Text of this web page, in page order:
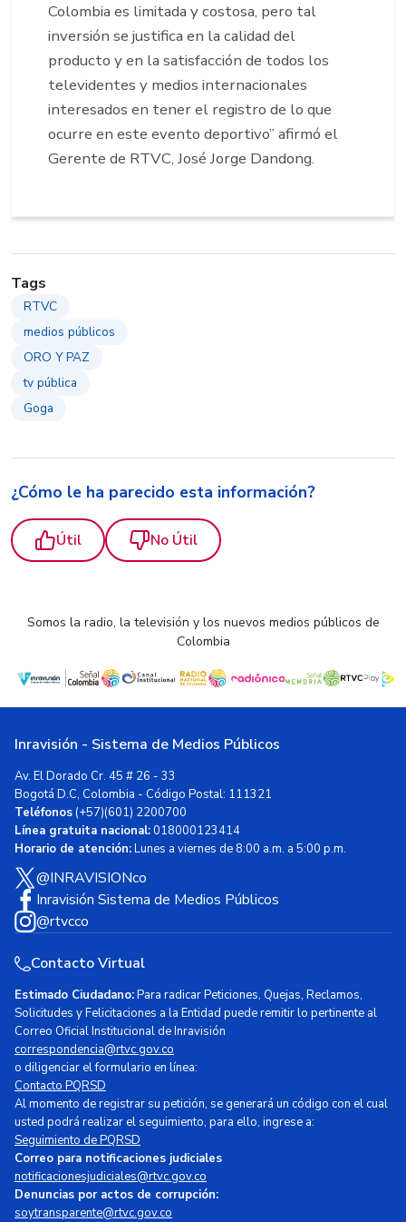
Colombia es limitada y costosa, pero tal
inversión se justifica en la calidad del
producto y en la satisfacción de todos los
televidentes y medios internacionales
interesados en tener el registro de lo que
ocurre en este evento deportivo” afirmó el
Gerente de RTVC, José Jorge Dandong.
Tags
RTVC
medios públicos
ORO Y PAZ
tv pública
Goga
¿Cómo le ha parecido esta información?
Útil No Útil
Somos la radio, la televisión y los nuevos medios públicos de
Colombia
Inravisión - Sistema de Medios Públicos
Av. El Dorado Cr. 45 # 26 - 33
Bogotá D.C, Colombia - Código Postal: 111321
Teléfonos(+57)(601) 2200700
Línea gratuita nacional:018000123414
Horario de atención:Lunes a viernes de 8:00 a.m. a 5:00 p.m.
@INRAVISIONco
Inravisión Sistema de Medios Públicos
@rtvcco
Contacto Virtual
Estimado Ciudadano:Para radicar Peticiones, Quejas, Reclamos,
Solicitudes y Felicitaciones a la Entidad puede remitir lo pertinente al
Correo Oficial Institucional de Inravisión
correspondencia@rtvc.gov.co
o diligenciar el formulario en línea:
Contacto PQRSD
Al momento de registrar su petición, se generará un código con el cual
usted podrá realizar el seguimiento, para ello, ingrese a:
Seguimiento de PQRSD
Correo para notificaciones judiciales
notificacionesjudiciales@rtvc.gov.co
Denuncias por actos de corrupción:
soytransparente@rtvc.gov.co